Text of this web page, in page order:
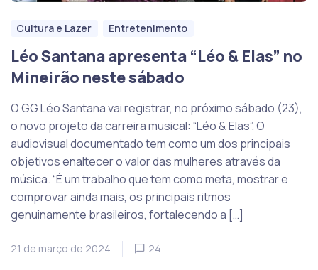
Cultura e Lazer Entretenimento
Léo Santana apresenta “Léo & Elas” no
Mineirão neste sábado
O GG Léo Santana vai registrar, no próximo sábado (23),
o novo projeto da carreira musical: “Léo & Elas”. O
audiovisual documentado tem como um dos principais
objetivos enaltecer o valor das mulheres através da
música. “É um trabalho que tem como meta, mostrar e
comprovar ainda mais, os principais ritmos
genuinamente brasileiros, fortalecendo a […]
21 de março de 2024 24